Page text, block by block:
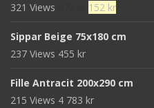
680 kr.439 kr.
321 Views
Det
priset
152 krDet
priset
Sippar Beige 75x180 cm
237 Views 455 kr
Fille Antracit 200x290 cm
215 Views 4 783 kr